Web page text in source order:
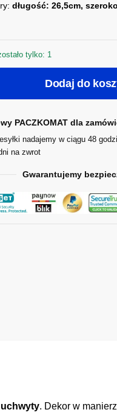
długość: 26,5cm,
tylko: 1
Dodaj do
PACZKOMAT dla
nadajemy w ciągu 48
na zwrot
Gwarantujemy
uchwyty. Dekor w